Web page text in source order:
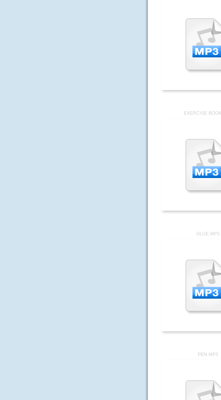
EXERCISE
GLUE.MP3
PEN.MP3